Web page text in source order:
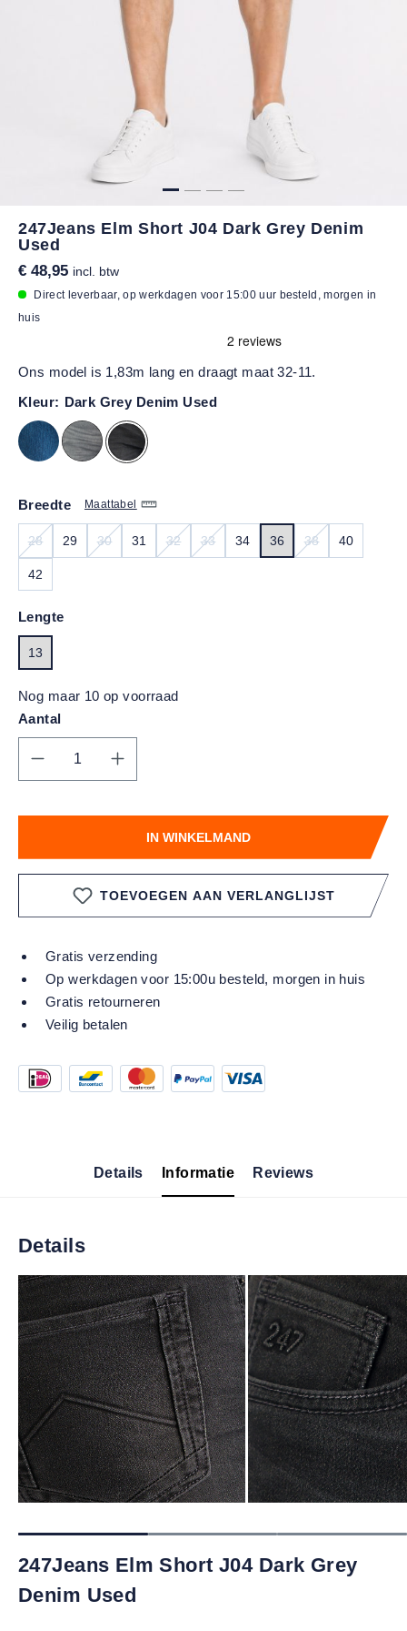
247Jeans Elm Short J04 Dark Grey Denim
Used
€ 48,95 incl. btw
Direct leverbaar, op werkdagen voor 15:00 uur besteld, morgen in
huis
Ons model is 1,83m lang en draagt maat 32-11.
Kleur: Dark Grey Denim Used
Maattabel
Breedte
28
(DEZE OPTIE IS MOMENTEEL NIET BESCHIKBAAR.)
29 30
(DEZE OPTIE IS MOMENTEEL NIET BESCHIKBAAR.)
31 32
(DEZE OPTIE IS MOMENTEEL NIET
33
(DEZE OPTIE IS MOMENTEEL NIET
34 36 38 40
42
Lengte
13
Nog maar 10 op voorraad
Aantal
Producthoeveelheid: Voer de gewenste
IN WINKELMAND
TOEVOEGEN AAN VERLANGLIJST
Gratis verzending
Op werkdagen voor 15:00u besteld, morgen in huis
Gratis retourneren
Veilig betalen
Details Informatie Reviews
Details
247Jeans Elm Short J04 Dark Grey
Denim Used